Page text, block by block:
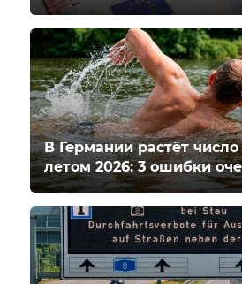
В Германии растёт
летом 2026: 3 ошибки